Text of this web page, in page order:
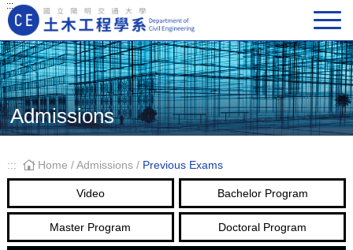
:::
Main Navigation
Admissions
::: Home / Admissions/ Previous Exams
Video Bachelor Program
Master Program Doctoral Program